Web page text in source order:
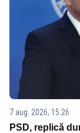
7 aug. 2026, 15:26
PSD, replică